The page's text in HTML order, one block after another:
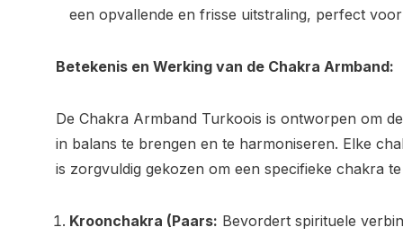
een opvallende en frisse uitstraling, perfect
Betekenis en Werking van de Chakra Armband:
De Chakra Armband Turkoois is ontworpen om
in balans te brengen en te harmoniseren. Elke
is zorgvuldig gekozen om een specifieke chakra
Kroonchakra (Paars: Bevordert spirituele